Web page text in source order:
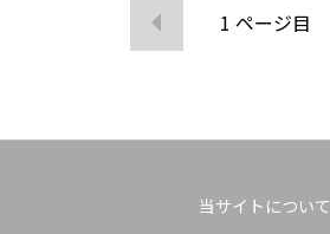
1 ページ目
当サイトについて